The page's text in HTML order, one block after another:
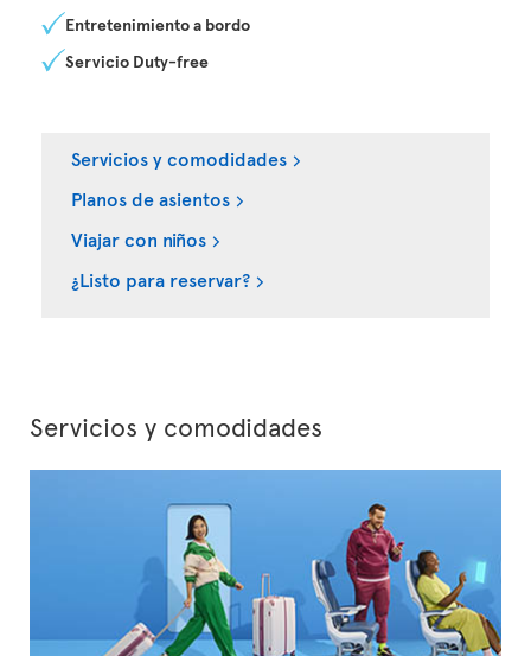
Entretenimiento a bordo
Servicio Duty-free
Servicios y comodidades
Planos de asientos
Viajar con niños
¿Listo para reservar?
Servicios y comodidades